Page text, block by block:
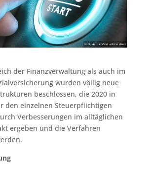
der Finanzverwaltung als auch im
wurden völlig neue
beschlossen, die 2020 in
den einzelnen Steuerpflichtigen
Verbesserungen im alltäglichen
ergeben und die Verfahren